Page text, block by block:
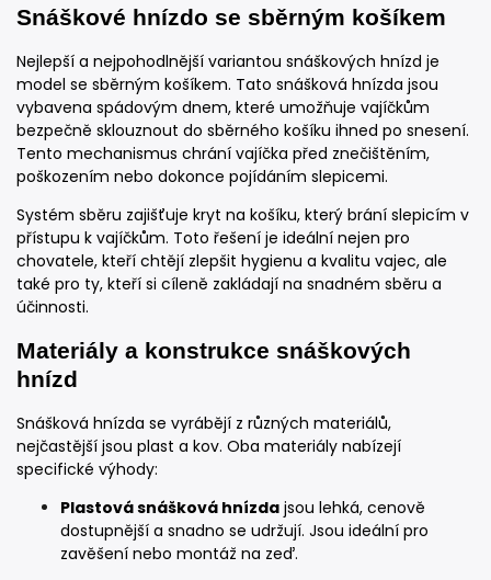
Snáškové hnízdo se sběrným košíkem
Nejlepší a nejpohodlnější variantou snáškových hnízd je
model se sběrným košíkem. Tato snášková hnízda jsou
vybavena spádovým dnem, které umožňuje vajíčkům
bezpečně sklouznout do sběrného košíku ihned po snesení.
Tento mechanismus chrání vajíčka před znečištěním,
poškozením nebo dokonce pojídáním slepicemi.
Systém sběru zajišťuje kryt na košíku, který brání slepicím v
přístupu k vajíčkům. Toto řešení je ideální nejen pro
chovatele, kteří chtějí zlepšit hygienu a kvalitu vajec, ale
také pro ty, kteří si cíleně zakládají na snadném sběru a
účinnosti.
Materiály a konstrukce snáškových
hnízd
Snášková hnízda se vyrábějí z různých materiálů,
nejčastější jsou plast a kov. Oba materiály nabízejí
specifické výhody:
Plastová snášková hnízda jsou lehká, cenově
dostupnější a snadno se udržují. Jsou ideální pro
zavěšení nebo montáž na zeď.